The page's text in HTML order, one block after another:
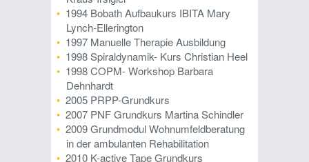
1994 Bobath Aufbaukurs IBITA Mary
Lynch-Ellerington
1997 Manuelle Therapie Ausbildung
1998 Spiraldynamik- Kurs Christian Heel
1998 COPM- Workshop Barbara
Dehnhardt
2005 PRPP-Grundkurs
2007 PNF Grundkurs Martina Schindler
2009 Grundmodul Wohnumfeldberatung
in der ambulanten Rehabilitation
2010 K-active Tape Grundkurs